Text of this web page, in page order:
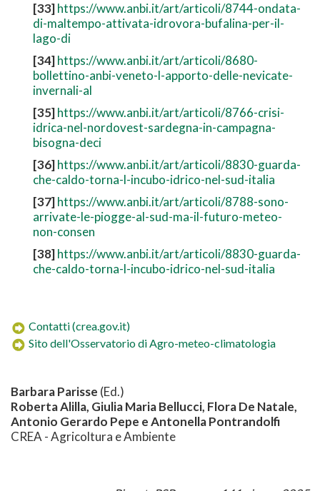
[33]https://www.anbi.it/art/articoli/8744-ondata-
di-maltempo-attivata-idrovora-bufalina-per-il-
lago-di
[34]https://www.anbi.it/art/articoli/8680-
bollettino-anbi-veneto-l-apporto-delle-nevicate-
invernali-al
[35]https://www.anbi.it/art/articoli/8766-crisi-
idrica-nel-nordovest-sardegna-in-campagna-
bisogna-deci
[36]https://www.anbi.it/art/articoli/8830-guarda-
che-caldo-torna-l-incubo-idrico-nel-sud-italia
[37]https://www.anbi.it/art/articoli/8788-sono-
arrivate-le-piogge-al-sud-ma-il-futuro-meteo-
non-consen
[38]https://www.anbi.it/art/articoli/8830-guarda-
che-caldo-torna-l-incubo-idrico-nel-sud-italia
Contatti (crea.gov.it)
Sito dell'Osservatorio di Agro-meteo-climatologia
Barbara Parisse (Ed.)
Roberta Alilla, Giulia Maria Bellucci, Flora De Natale,
Antonio Gerardo Pepe e Antonella Pontrandolfi
CREA - Agricoltura e Ambiente